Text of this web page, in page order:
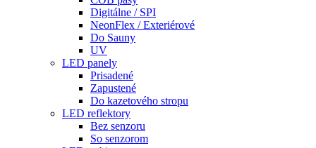
Digitálne / SPI
NeonFlex / Exteriérové
Do Sauny
UV
LED panely
Prisadené
Zapustené
Do kazetového stropu
LED reflektory
Bez senzoru
So senzorom